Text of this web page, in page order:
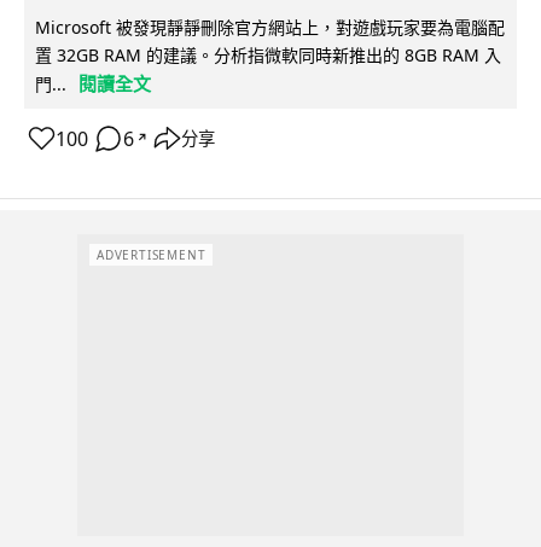
Microsoft 被發現靜靜刪除官方網站上，對遊戲玩家要為電腦配
置 32GB RAM 的建議。分析指微軟同時新推出的 8GB RAM 入
門...
閱讀全文
100 6 ↗ 分享
ADVERTISEMENT